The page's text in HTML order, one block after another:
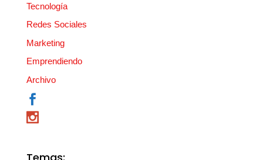
Tecnología
Redes Sociales
Marketing
Emprendiendo
Archivo